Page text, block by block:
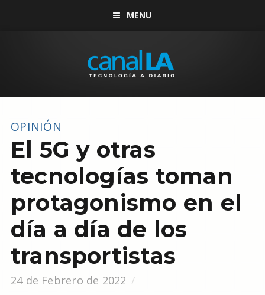
MENU
OPINIÓN
El 5G y otras
tecnologías toman
protagonismo en el
día a día de los
transportistas
24 de Febrero de 2022